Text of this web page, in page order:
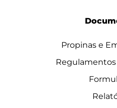
Propinas e